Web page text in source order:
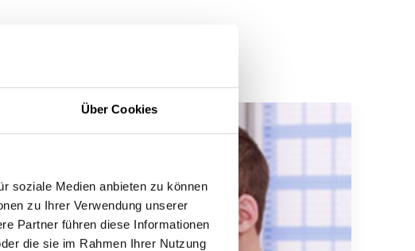
Über Cookies
soziale Medien anbieten zu können
zu Ihrer Verwendung unserer
Partner führen diese Informationen
die sie im Rahmen Ihrer Nutzung